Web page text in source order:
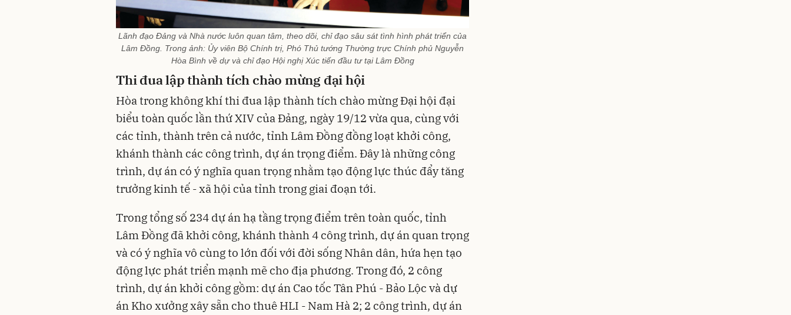
Lãnh đạo Đảng và Nhà nước luôn quan tâm, theo dõi, chỉ đạo sâu sát tình hình phát triển của
Lâm Đồng. Trong ảnh: Ủy viên Bộ Chính trị, Phó Thủ tướng Thường trực Chính phủ Nguyễn
Hòa Bình về dự và chỉ đạo Hội nghị Xúc tiến đầu tư tại Lâm Đồng
Thi đua lập thành tích chào mừng đại hội
Hòa trong không khí thi đua lập thành tích chào mừng Đại hội đại
biểu toàn quốc lần thứ XIV của Đảng, ngày 19/12 vừa qua, cùng với
các tỉnh, thành trên cả nước, tỉnh Lâm Đồng đồng loạt khởi công,
khánh thành các công trình, dự án trọng điểm. Đây là những công
trình, dự án có ý nghĩa quan trọng nhằm tạo động lực thúc đẩy tăng
trưởng kinh tế - xã hội của tỉnh trong giai đoạn tới.
Trong tổng số 234 dự án hạ tầng trọng điểm trên toàn quốc, tỉnh
Lâm Đồng đã khởi công, khánh thành 4 công trình, dự án quan trọng
và có ý nghĩa vô cùng to lớn đối với đời sống Nhân dân, hứa hẹn tạo
động lực phát triển mạnh mẽ cho địa phương. Trong đó, 2 công
trình, dự án khởi công gồm: dự án Cao tốc Tân Phú - Bảo Lộc và dự
án Kho xưởng xây sẵn cho thuê HLI - Nam Hà 2; 2 công trình, dự án